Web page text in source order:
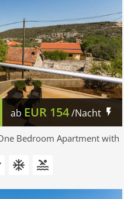
ab EUR 154/Nacht
Bedroom Apartment with